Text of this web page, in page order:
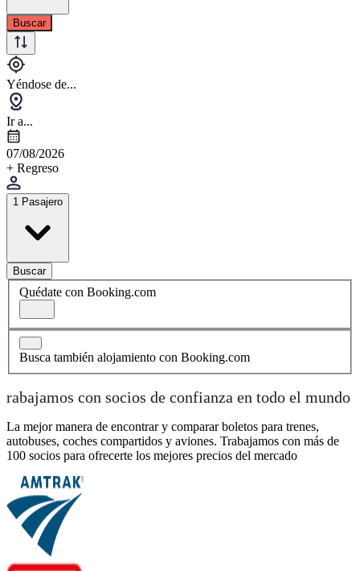
Buscar
Yéndose de...
Ir a...
07/08/2026
+ Regreso
1 Pasajero
Buscar
Quédate con Booking.com
Busca también alojamiento con Booking.com
rabajamos con socios de confianza en todo el mundo
La mejor manera de encontrar y comparar boletos para trenes,
autobuses, coches compartidos y aviones. Trabajamos con más de
100 socios para ofrecerte los mejores precios del mercado